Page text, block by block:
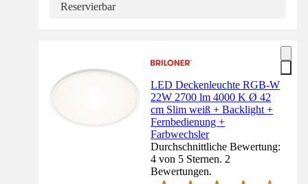
Reservierbar
LED Deckenleuchte RGB-W
22W 2700 lm 4000 K Ø 42
cm Slim weiß + Backlight +
Fernbedienung +
Farbwechsler
Durchschnittliche Bewertung:
4 von 5 Sternen. 2
Bewertungen.